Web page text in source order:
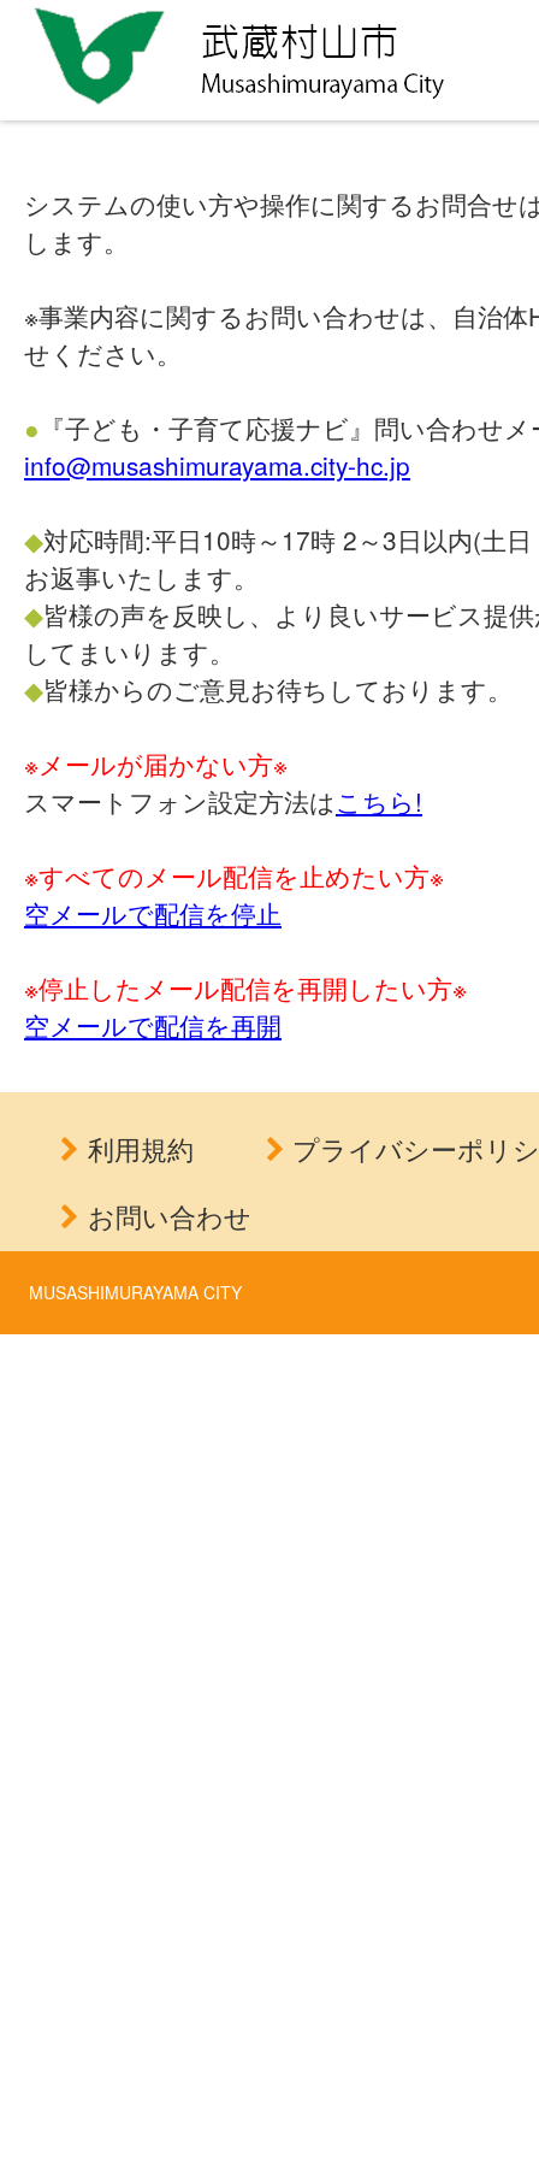
システムの使い方や操作に関するお問合せ
します。
※事業内容に関するお問い合わせは、自治
せください。
● 『子ども・子育て応援ナビ』問い合わせ
info@musashimurayama.city-hc.jp
◆対応時間:平日10時～17時 2～3日以内(土
お返事いたします。
◆皆様の声を反映し、より良いサービス提
してまいります。
◆皆様からのご意見お待ちしております。
※メールが届かない方※
スマートフォン設定方法はこちら!
※すべてのメール配信を止めたい方※
空メールで配信を停止
※停止したメール配信を再開したい方※
空メールで配信を再開
利用規約
プライバシーポリ
お問い合わせ
MUSASHIMURAYAMA CITY